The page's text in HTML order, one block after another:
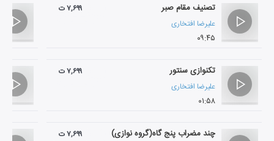
تصنیف مقام صبر
علیرضا افتخاری
۰۹:۴۵
۷,۶۹۹ ت
تکنوازی سنتور
علیرضا افتخاری
۰۱:۵۸
۷,۶۹۹ ت
چند مضراب پنج گاه(گروه نوازی) ۷,۶۹۹ ت